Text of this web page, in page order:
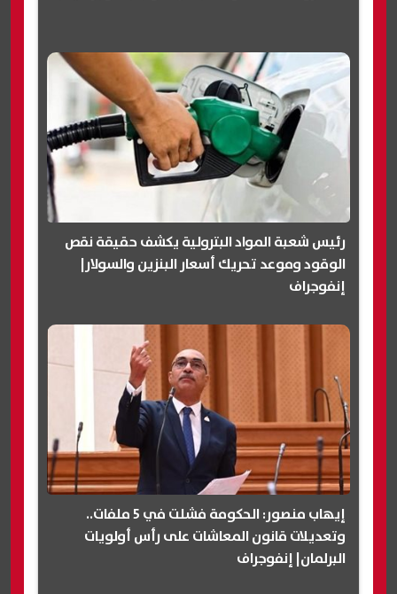
رئيس شعبة المواد البترولية يكشف حقيقة نقص
الوقود وموعد تحريك أسعار البنزين والسولار|
إنفوجراف
إيهاب منصور: الحكومة فشلت في 5 ملفات..
وتعديلات قانون المعاشات على رأس أولويات
البرلمان| إنفوجراف